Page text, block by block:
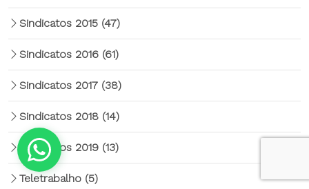
Sindicatos 2015 (47)
Sindicatos 2016 (61)
Sindicatos 2017 (38)
Sindicatos 2018 (14)
Sindicatos 2019 (13)
Teletrabalho (5)